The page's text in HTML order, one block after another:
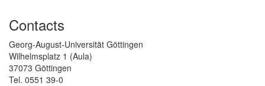
Contacts
Georg-August-Universität Göttingen
Wilhelmsplatz 1 (Aula)
37073 Göttingen
Tel. 0551 39-0